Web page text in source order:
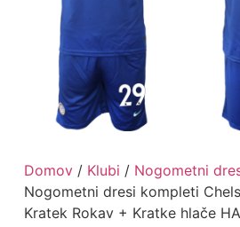
Domov/ Klubi / Nogometni
Nogometni dresi kompleti
Kratek Rokav + Kratke hlače